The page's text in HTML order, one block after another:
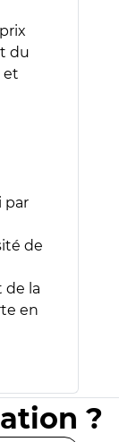
du
et
par
de
de la
en
?